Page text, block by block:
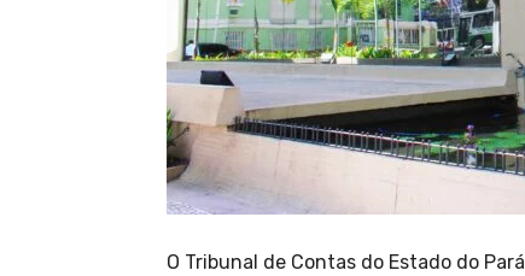
O Tribunal de Contas do Estado do